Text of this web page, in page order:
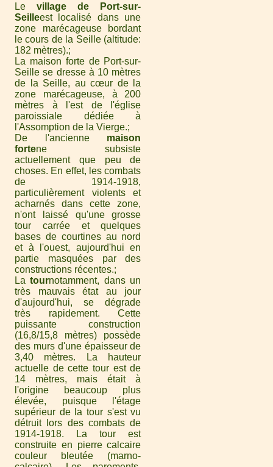
Levillage de Port-sur-
Seilleest localisé dans une
zone marécageuse bordant
le cours de la Seille (altitude:
182 mètres).
La maison forte de Port-sur-
Seille se dresse à 10 mètres
de la Seille, au cœur de la
zone marécageuse, à 200
mètres à l'est de l'église
paroissiale dédiée à
l'Assomption de la Vierge.
De l'ancienne maison
fortene subsiste
actuellement que peu de
choses. En effet, les combats
de 1914-1918,
particulièrement violents et
acharnés dans cette zone,
n'ont laissé qu'une grosse
tour carrée et quelques
bases de courtines au nord
et à l'ouest, aujourd'hui en
partie masquées par des
constructions récentes.
Latournotamment, dans un
très mauvais état au jour
d'aujourd'hui, se dégrade
très rapidement. Cette
puissante construction
(16,8/15,8 mètres) possède
des murs d'une épaisseur de
3,40 mètres. La hauteur
actuelle de cette tour est de
14 mètres, mais était à
l'origine beaucoup plus
élevée, puisque l'étage
supérieur de la tour s'est vu
détruit lors des combats de
1914-1918. La tour est
construite en pierre calcaire
couleur bleutée (marno-